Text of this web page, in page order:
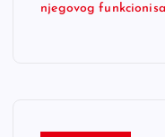
njegovog